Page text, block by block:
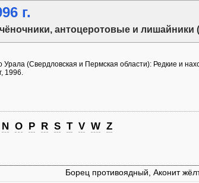
г.
антоцеротовые и лишайники
Урала (Свердловская и Пермская области): Редкие и
1996.
N O P R S T V W Z
Борец противоядный, Аконит